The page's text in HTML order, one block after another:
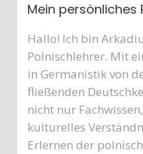
Mein persönliches
Hallo! Ich bin
Polnischlehrer. Mit
in Germanistik von
fließenden
nicht nur
kulturelles
Erlernen der